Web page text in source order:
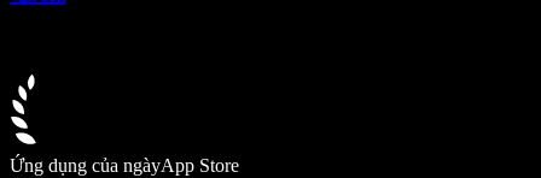
Ứng dụng của ngàyApp Store